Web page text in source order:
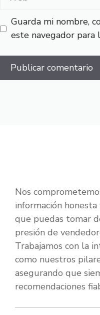
Guarda mi nombre,
este navegador para
Nos
información honesta
que puedas tomar
presión de
Trabajamos con la
como nuestros
asegurando que
recomendaciones